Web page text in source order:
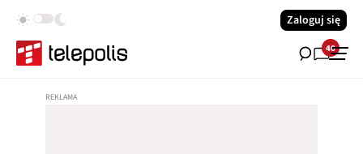
Zaloguj się
40